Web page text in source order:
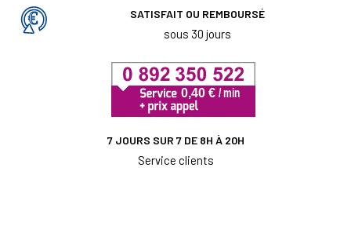
SATISFAIT OU REMBOURSÉ
sous 30 jours
7 JOURS SUR 7 DE 8H À 20H
Service clients